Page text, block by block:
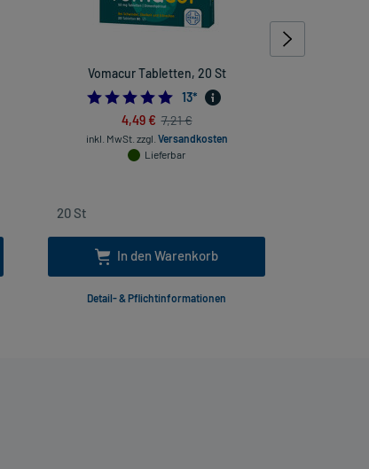
Vomacur Tabletten, 20 St
4.923076923076923
13*
4,49 € 7,21 €
inkl. MwSt. zzgl. Versandkosten
Lieferbar
In den Warenkorb
Detail- & Pflichtinformationen